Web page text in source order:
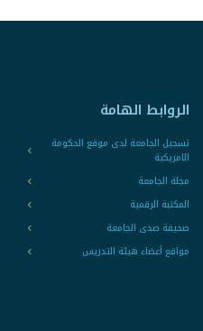
الروابط الهامة
تسجيل الجامعة لدى موقع الحكومة
الامريكية
مجلة الجامعة
المكتبة الرقمية
صحيفة صدى الجامعة
مواقع أعضاء هيئة التدريس